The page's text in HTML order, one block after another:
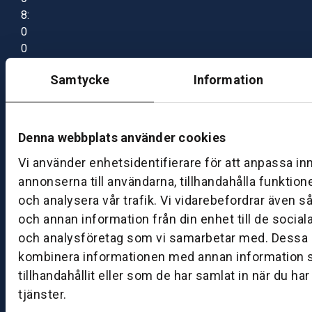
Samtycke Information
Denna webbplats använder cookies
Vi använder enhetsidentifierare för att anpassa
annonserna till användarna, tillhandahålla
och analysera vår trafik. Vi vidarebefordrar även
och annan information från din enhet till de
och analysföretag som vi samarbetar med. Dessa
kombinera informationen med annan information
tillhandahållit eller som de har samlat in när du
tjänster.
8:
0
0
7:
0
B
S
k
ö
v
d